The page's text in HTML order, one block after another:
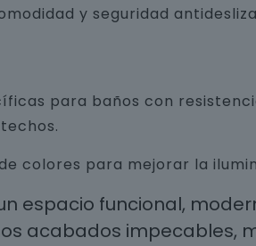
y seguridad
para baños con
colores para mejorar la
espacio funcional,
acabados impecables,